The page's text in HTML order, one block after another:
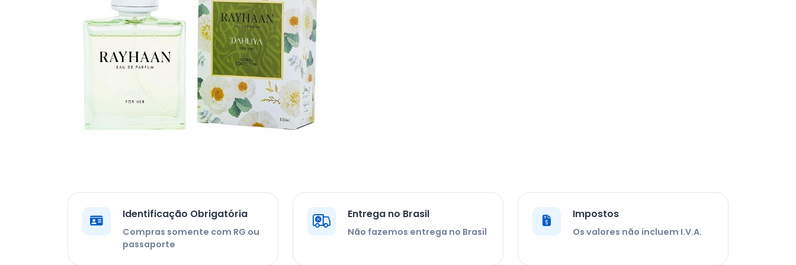
Identificação Obrigatória
Compras somente com RG ou
passaporte
Entrega no Brasil
Não fazemos entrega no Brasil
Impostos
Os valores não incluem I.V.A.